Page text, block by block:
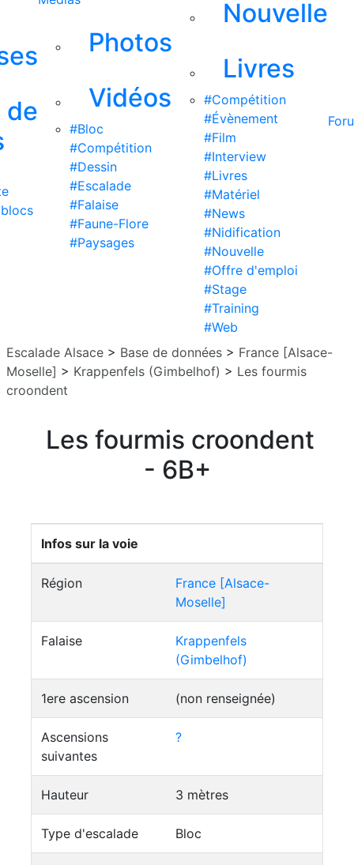
de
Photos
Vidéos
#Bloc
#Compétition
#Dessin
#Escalade
#Falaise
#Faune-Flore
#Paysages
Nouvelle
Livres
#Compétition
#Évènement
#Film
#Interview
#Livres
#Matériel
#News
#Nidification
#Nouvelle
#Offre d'emploi
#Stage
#Training
#Web
Escalade Alsace > Base de données > France [Alsace-
Moselle] > Krappenfels (Gimbelhof) > Les fourmis
croondent
Les fourmis croondent
- 6B+
Infos sur la voie
Région
France [Alsace-
Moselle]
Falaise
Krappenfels
(Gimbelhof)
1ere ascension (non renseignée)
Ascensions
suivantes
?
Hauteur 3 mètres
Type d'escalade Bloc